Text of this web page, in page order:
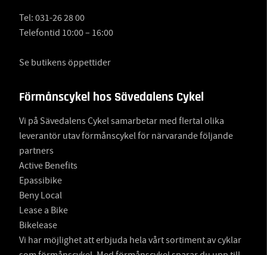
Tel: 031-26 28 00
Telefontid 10:00 – 16:00
Se butikens öppettider
Förmånscykel hos Sävedalens Cykel
Vi på Sävedalens Cykel samarbetar med flertal olika
leverantör utav förmånscykel för närvarande följande
partners
Active Benefits
Epassibike
Beny Local
Lease a Bike
Bikelease
Vi har möjlighet att erbjuda hela vårt sortiment av cyklar